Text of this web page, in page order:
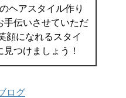
ヘアスタイル作り
手伝いさせていただ
顔になれるスタイ
見つけましょう！
ログ